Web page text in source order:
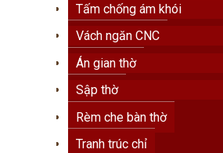
Tấm chống ám khói
Vách ngăn CNC
Án gian thờ
Sập thờ
Rèm che bàn thờ
Tranh trúc chỉ